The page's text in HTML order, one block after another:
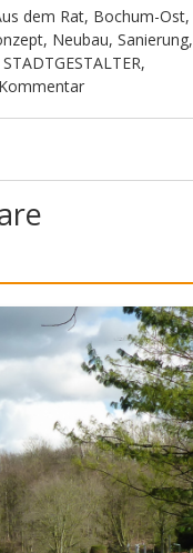
dem Rat, Bochum-Ost,
, Neubau, Sanierung,
STADTGESTALTER,